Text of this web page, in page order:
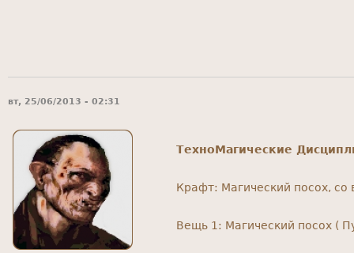
вт, 25/06/2013 - 02:31
ТехноМагические
Крафт: Магический посох,
Вещь 1: Магический посох (